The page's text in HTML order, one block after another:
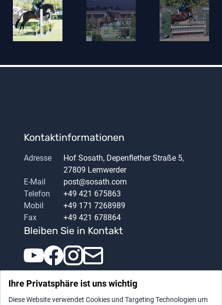
Kontaktinformationen
Adresse
Hof Sosath, Depenflether Straße 5,
27809 Lemwerder
E-Mail
post@sosath.com
Telefon
+49 421 675863
Mobil
+49 171 7268989
Fax
+49 421 678864
Bleiben Sie in Kontakt
Ihre Privatsphäre ist uns wichtig
Diese Website verwendet Cookies und Targeting Technologien um